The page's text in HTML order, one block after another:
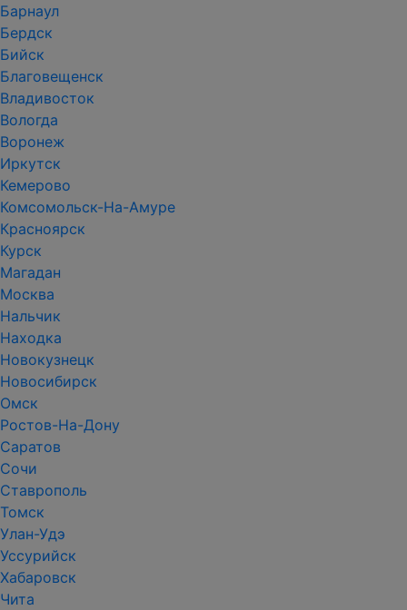
Барнаул
Бердск
Бийск
Благовещенск
Владивосток
Вологда
Воронеж
Иркутск
Кемерово
Комсомольск-На-Амуре
Красноярск
Курск
Магадан
Москва
Нальчик
Находка
Новокузнецк
Новосибирск
Омск
Ростов-На-Дону
Саратов
Сочи
Ставрополь
Томск
Улан-Удэ
Уссурийск
Хабаровск
Чита